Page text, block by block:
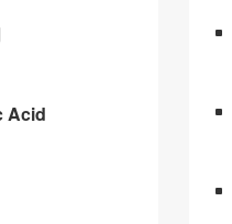
Acid